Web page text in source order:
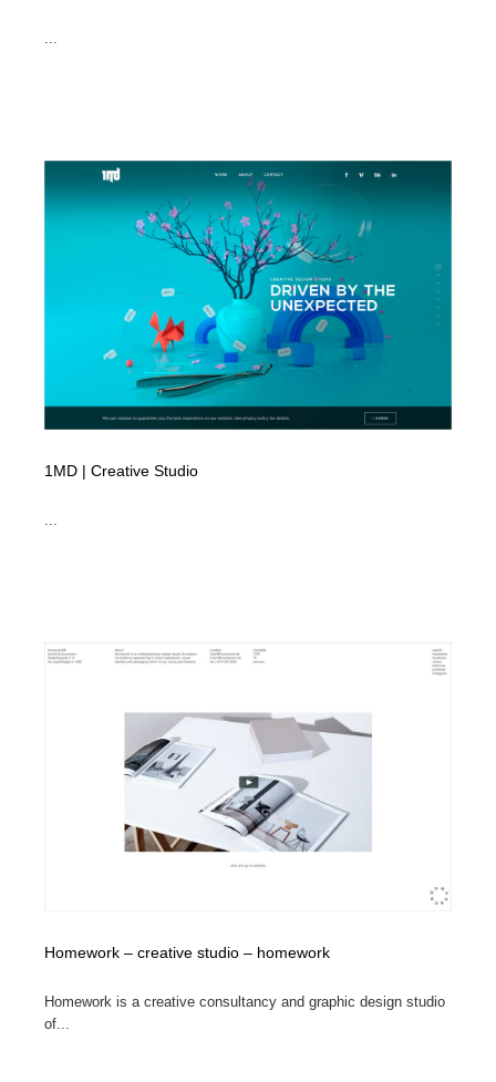
...
1MD | Creative Studio
...
Homework – creative studio – homework
Homework is a creative consultancy and graphic design studio
of...